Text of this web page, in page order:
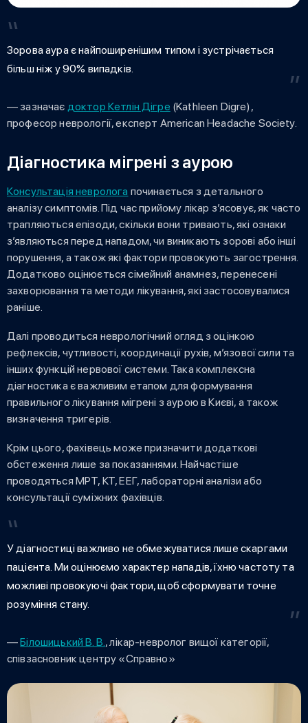
Зорова аура є найпоширенішим типом і зустрічається
більш ніж у 90% випадків.
— зазначає доктор Кетлін Дігре (Kathleen Digre),
професор неврології, експерт American Headache Society.
Діагностика мігрені з аурою
Консультація невролога починається з детального
аналізу симптомів. Під час прийому лікар з’ясовує, як часто
трапляються епізоди, скільки вони тривають, які ознаки
з’являються перед нападом, чи виникають зорові або інші
порушення, а також які фактори провокують загострення.
Додатково оцінюється сімейний анамнез, перенесені
захворювання та методи лікування, які застосовувалися
раніше.
Далі проводиться неврологічний огляд з оцінкою
рефлексів, чутливості, координації рухів, м’язової сили та
інших функцій нервової системи. Така комплексна
діагностика є важливим етапом для формування
правильного лікування мігрені з аурою в Києві, а також
визначення тригерів.
Крім цього, фахівець може призначити додаткові
обстеження лише за показаннями. Найчастіше
проводяться МРТ, КТ, ЕЕГ, лабораторні аналізи або
консультації суміжних фахівців.
У діагностиці важливо не обмежуватися лише скаргами
пацієнта. Ми оцінюємо характер нападів, їхню частоту та
можливі провокуючі фактори, щоб сформувати точне
розуміння стану.
—Білошицький В. В., лікар-невролог вищої категорії,
співзасновник центру «Справно»